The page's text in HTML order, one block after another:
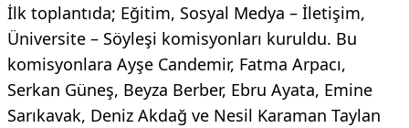
İlk toplantıda; Eğitim, Sosyal Medya – İletişim,
Üniversite – Söyleşi komisyonları kuruldu. Bu
komisyonlara Ayşe Candemir, Fatma Arpacı,
Serkan Güneş, Beyza Berber, Ebru Ayata, Emine
Sarıkavak, Deniz Akdağ ve Nesil Karaman Taylan